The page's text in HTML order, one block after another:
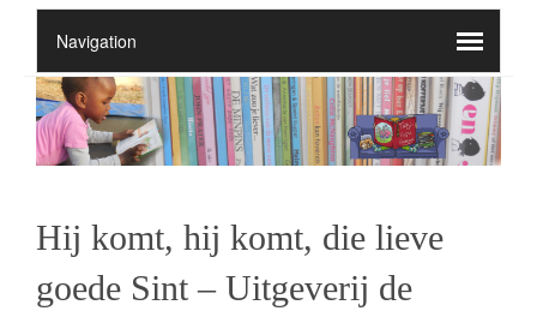
Hij komt, hij komt, die lieve
goede Sint – Uitgeverij de